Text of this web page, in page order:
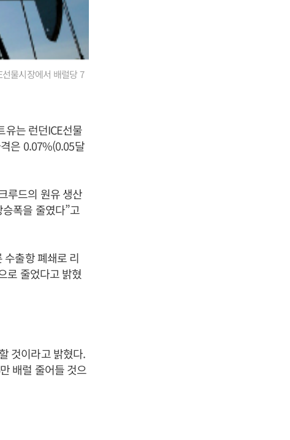
물시장에서 배럴당 7
는 런던ICE선물
은 0.07%(0.05달
루드의 원유 생산
폭을 줄였다”고
수출항 폐쇄로 리
로 줄었다고 밝혔
것이라고 밝혔다.
배럴 줄어들 것으